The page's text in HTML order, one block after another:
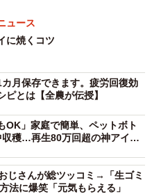
2/2
なしかも！※画像はイメージで
ュース
に焼くコツ
月保存できます。疲労回復効
とは【全農が伝授】
OK」家庭で簡単、ペットボト
穫…再生80万回超の神アイデ
じさんが総ツッコミ→「生ゴミ
法に爆笑「元気もらえる」